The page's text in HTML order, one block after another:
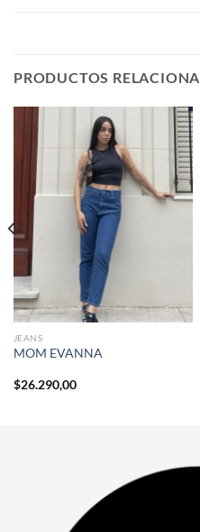
PRODUCTOS
JEANS
MOM EVANNA
$26.290,00